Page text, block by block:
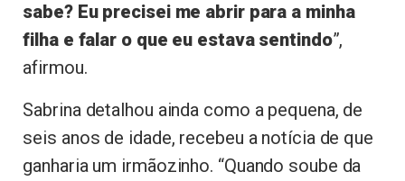
sabe? Eu precisei me abrir para a minha
filha e falar o que eu estava sentindo”,
afirmou.
Sabrina detalhou ainda como a pequena, de
seis anos de idade, recebeu a notícia de que
ganharia um irmãozinho. “Quando soube da